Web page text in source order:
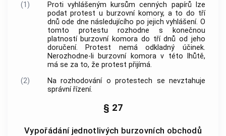
(1) Proti vyhlášeným kursůmcenných papírů lze
podat protest u burzovní komory, a to do tří
dnů ode dne následujícího po jejich vyhlášení. O
tomto protestu rozhodne s konečnou
platností burzovní komora do tří dnů od jeho
doručení. Protest nemá odkladný účinek.
Nerozhodne-li
burzovní komorav této lhůtě,
má se za to, že protest přijímá.
(2)
Na rozhodování o protestech se nevztahuje
správní řízení.
§ 27
Vypořádání jednotlivých burzovních obchodů